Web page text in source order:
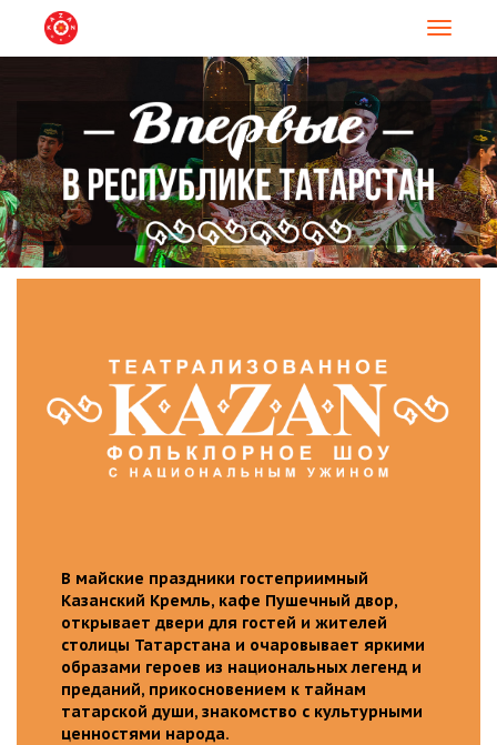
В майские праздники гостеприимный
Казанский Кремль, кафе Пушечный двор,
открывает двери для гостей и жителей
столицы Татарстана и очаровывает яркими
образами героев из национальных легенд и
преданий, прикосновением к тайнам
татарской души, знакомство с культурными
ценностями народа.